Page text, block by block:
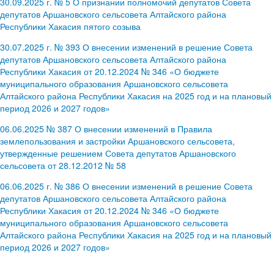
депутатов Аршановского сельсовета Алтайского района
Республики Хакасия пятого созыва
30.07.2025 г. № 393 О внесении изменений в решение Совета
депутатов Аршановского сельсовета Алтайского района
Республики Хакасия от 20.12.2024 № 346 «О бюджете
муниципального образования Аршановского сельсовета
Алтайского района Республики Хакасия на 2025 год и на плановый
период 2026 и 2027 годов»
06.06.2025 № 387 О внесении изменений в Правила
землепользования и застройки Аршановского сельсовета,
утвержденные решением Совета депутатов Аршановского
сельсовета от 28.12.2012 № 58
06.06.2025 г. № 386 О внесении изменений в решение Совета
депутатов Аршановского сельсовета Алтайского района
Республики Хакасия от 20.12.2024 № 346 «О бюджете
муниципального образования Аршановского сельсовета
Алтайского района Республики Хакасия на 2025 год и на плановый
период 2026 и 2027 годов»